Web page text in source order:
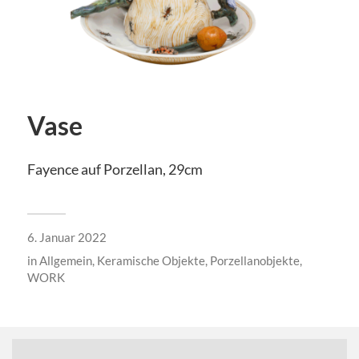
Vase
Fayence auf Porzellan, 29cm
6. Januar 2022
inAllgemein, Keramische Objekte, Porzellanobjekte,
WORK